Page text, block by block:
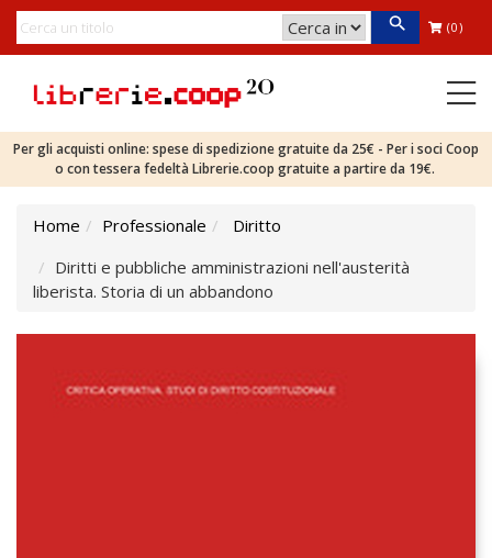
(0)
Per gli acquisti online: spese di spedizione gratuite da 25€ - Per i soci Coop
o con tessera fedeltà Librerie.coop gratuite a partire da 19€.
Home Professionale
Diritto
Diritti e pubbliche amministrazioni nell'austerità
liberista. Storia di un abbandono